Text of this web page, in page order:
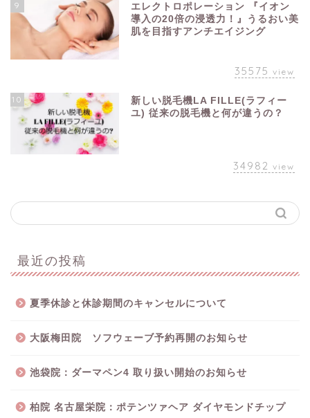
9
エレクトロポレーション 『イオン
導入の20倍の浸透力！』うるおい美
肌を目指すアンチエイジング
35575 view
10
新しい脱毛機LA FILLE(ラフィー
ユ) 従来の脱毛機と何が違うの？
34982 view
最近の投稿
夏季休診と休診期間のキャンセルについて
大阪梅田院 ソフウェーブ予約再開のお知らせ
池袋院：ダーマペン4 取り扱い開始のお知らせ
柏院 名古屋栄院：ポテンツァヘア ダイヤモンドチップ